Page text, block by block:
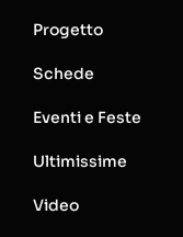
Progetto
Schede
Eventi e Feste
Ultimissime
Video